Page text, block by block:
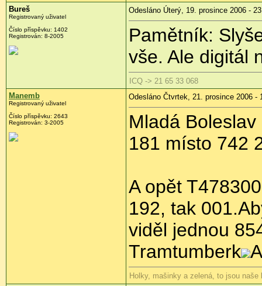
Bureš
Registrovaný uživatel
Číslo příspěvku: 1402
Registrován: 8-2005
Odesláno Úterý, 19. prosince 2006 -
Pamětník:
vše. Ale digitál
ICQ -> 21 65 33 068
Manemb
Registrovaný uživatel
Číslo příspěvku: 2643
Registrován: 3-2005
Odesláno Čtvrtek, 21. prosince 2006 -
Mladá
181 místo 742
A opět
192, tak
viděl jednou
Tramtumberk
Holky, mašinky a zelená, to jsou naše